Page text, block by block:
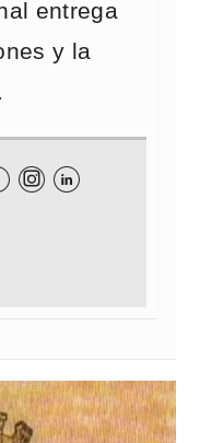
entrega
y la
